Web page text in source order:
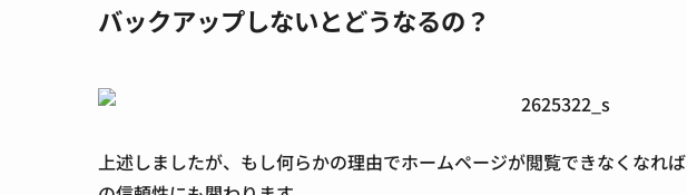
バックアップしないとどうなるの？
上述しましたが、もし何らかの理由でホームページが閲覧できなくなれ